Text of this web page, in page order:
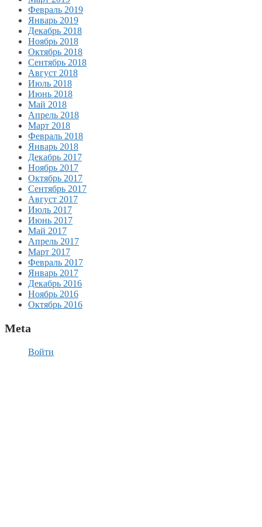
Февраль 2019
Январь 2019
Декабрь 2018
Ноябрь 2018
Октябрь 2018
Сентябрь 2018
Август 2018
Июль 2018
Июнь 2018
Май 2018
Апрель 2018
Март 2018
Февраль 2018
Январь 2018
Декабрь 2017
Ноябрь 2017
Октябрь 2017
Сентябрь 2017
Август 2017
Июль 2017
Июнь 2017
Май 2017
Апрель 2017
Март 2017
Февраль 2017
Январь 2017
Декабрь 2016
Ноябрь 2016
Октябрь 2016
Meta
Войти